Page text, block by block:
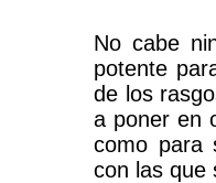
No cabe
potente
de los
a poner en
como para
con las que